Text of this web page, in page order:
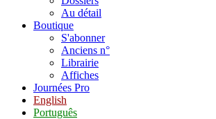
Au détail
Boutique
S'abonner
Anciens n°
Librairie
Affiches
Journées Pro
English
Português